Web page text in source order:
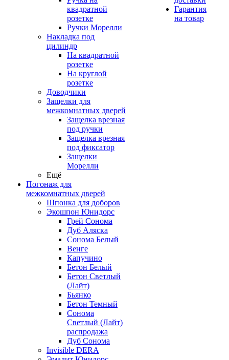
квадратной
розетке
Ручки Морелли
Накладка под
цилиндр
На квадратной
розетке
На круглой
розетке
Доводчики
Защелки для
межкомнатных дверей
Защелка врезная
под ручки
Защелка врезная
под фиксатор
Защелки
Морелли
Ещё
Погонаж для
межкомнатных дверей
Шпонка для доборов
Экошпон Юнидорс
Грей Сонома
Дуб Аляска
Сонома Белый
Венге
Капучино
Бетон Белый
Бетон Светлый
(Лайт)
Бьянко
Бетон Темный
Сонома
Светлый (Лайт)
распродажа
Дуб Сонома
Invisible DERA
Гарантия
на товар